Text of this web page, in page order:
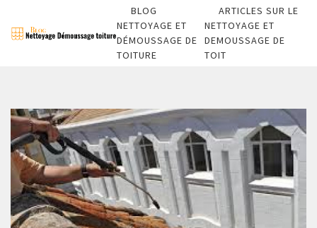
BLOG
NETTOYAGE ET
DÉMOUSSAGE DE
TOITURE
ARTICLES SUR LE
NETTOYAGE ET
DEMOUSSAGE DE
TOIT